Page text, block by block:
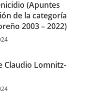
(Apuntes
de la categoría
2003 – 2022)
Claudio Lomnitz-